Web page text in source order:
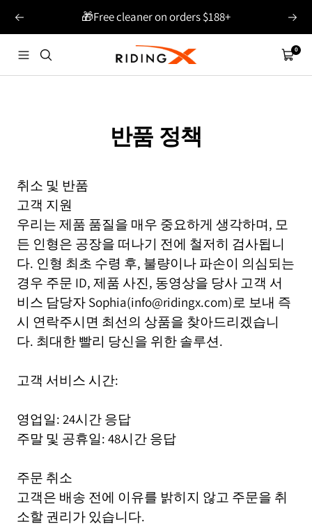
이
의
🎁Free cleaner on orders $188+
다
항
해
RIDINGX
카
트
0
반품 정책
취소 및 반품
고객 지원
우리는 제품 품질을 매우 중요하게 생각하며, 모
든 인형은 공장을 떠나기 전에 철저히 검사됩니
다. 인형 최초 수령 후, 불량이나 파손이 의심되는
경우 주문 ID, 제품 사진, 동영상을 당사 고객 서
비스 담당자 Sophia(info@ridingx.com)로 보내 즉
시 연락주시면 최선의 상품을 찾아드리겠습니
다. 최대한 빨리 당신을 위한 솔루션.
고객 서비스 시간:
영업일: 24시간 응답
주말 및 공휴일: 48시간 응답
주문 취소
고객은 배송 전에 이유를 밝히지 않고 주문을 취
소할 권리가 있습니다.